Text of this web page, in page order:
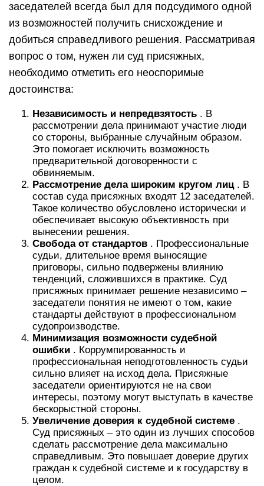
заседателей всегда был для подсудимого одной
из возможностей получить снисхождение и
добиться справедливого решения. Рассматривая
вопрос о том, нужен ли суд присяжных,
необходимо отметить его неоспоримые
достоинства:
Независимость и непредвзятость . В
рассмотрении дела принимают участие люди
со стороны, выбранные случайным образом.
Это помогает исключить возможность
предварительной договоренности с
обвиняемым.
Рассмотрение дела широким кругом лиц. В
состав суда присяжных входят 12 заседателей.
Такое количество обусловлено исторически и
обеспечивает высокую объективность при
вынесении решения.
Свобода от стандартов . Профессиональные
судьи, длительное время выносящие
приговоры, сильно подвержены влиянию
тенденций, сложившихся в практике. Суд
присяжных принимает решение независимо –
заседатели понятия не имеют о том, какие
стандарты действуют в профессиональном
судопроизводстве.
Минимизация возможности судебной
ошибки . Коррумпированность и
профессиональная неподготовленность судьи
сильно влияет на исход дела. Присяжные
заседатели ориентируются не на свои
интересы, поэтому могут выступать в качестве
бескорыстной стороны.
Увеличение доверия к судебной системе .
Суд присяжных – это один из лучших способов
сделать рассмотрение дела максимально
справедливым. Это повышает доверие других
граждан к судебной системе и к государству в
целом.